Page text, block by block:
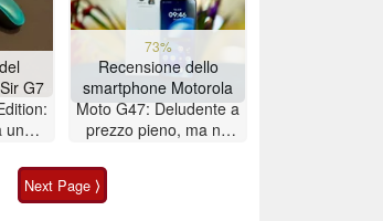
G7
un
73%
Recensione dello
smartphone Motorola
Moto G47: Deludente a
prezzo pieno, ma ne
acquistato in offerta
Next Page ⟩